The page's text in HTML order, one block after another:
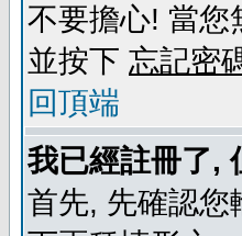
不要擔心! 當您
並按下 忘記密
回頂端
我已經註冊了,
首先, 先確認您